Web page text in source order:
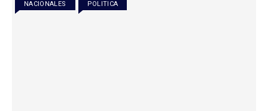
k
p
NACIONALES POLITICA